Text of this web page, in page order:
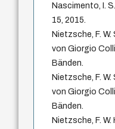
Nascimento, I.
15, 2015.
Nietzsche, F.
von Giorgio
Bänden.
Nietzsche, F.
von Giorgio
Bänden.
Nietzsche, F.